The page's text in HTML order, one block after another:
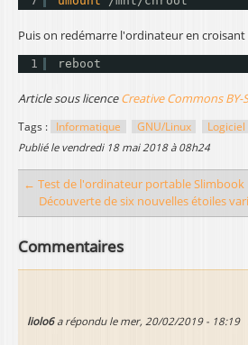
Puis on redémarre l'ordinateur en croisant
1 reboot
Article sous licenceCreative Commons BY-
Tags : Informatique GNU/Linux
publié le vendredi 18 mai 2018 à 08h24
← Test de l'ordinateur portable Slimbook
Découverte de six nouvelles étoiles
Commentaires
liolo6a répondu le mer, 20/02/2019 - 18:19